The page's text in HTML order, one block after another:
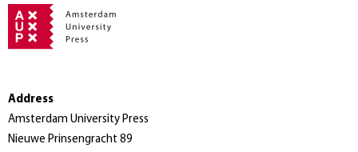
Address
Amsterdam University Press
Nieuwe Prinsengracht 89